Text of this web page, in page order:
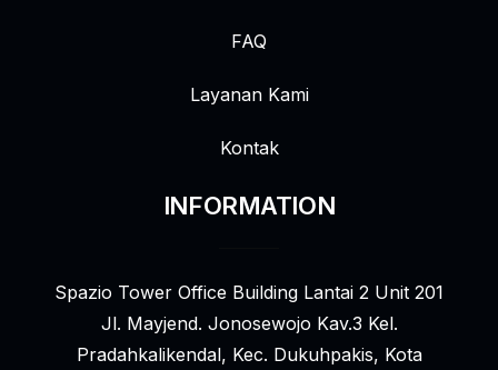
FAQ
Layanan Kami
Kontak
INFORMATION
Spazio Tower Office Building Lantai 2 Unit 201
Jl. Mayjend. Jonosewojo Kav.3 Kel.
Pradahkalikendal, Kec. Dukuhpakis, Kota